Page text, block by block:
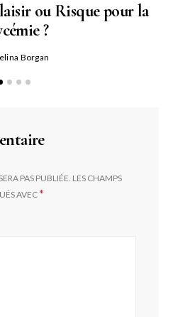
ou Risque pour la
?
Borgan
PAS PUBLIÉE. LES CHAMPS
AVEC*